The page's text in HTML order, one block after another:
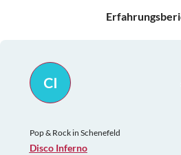
CI
Pop & Rock in Schenefeld
Disco Inferno